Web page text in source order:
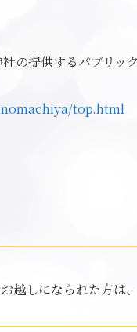
の提供するパブリック
top.html
越しになられた方は